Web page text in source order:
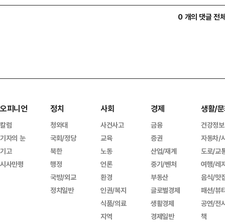
0 개의 댓글 전
오피니언
칼럼
기자의 눈
기고
시사만평
정치
청와대
국회/정당
북한
행정
국방/외교
정치일반
사회
사건사고
교육
노동
언론
환경
인권/복지
식품/의료
지역
경제
금융
증권
산업/재계
중기/벤처
부동산
글로벌경제
생활경제
경제일반
생활/
건강정보
자동차/
도로/교
여행/레
음식/맛
패션/뷰
공연/전
책